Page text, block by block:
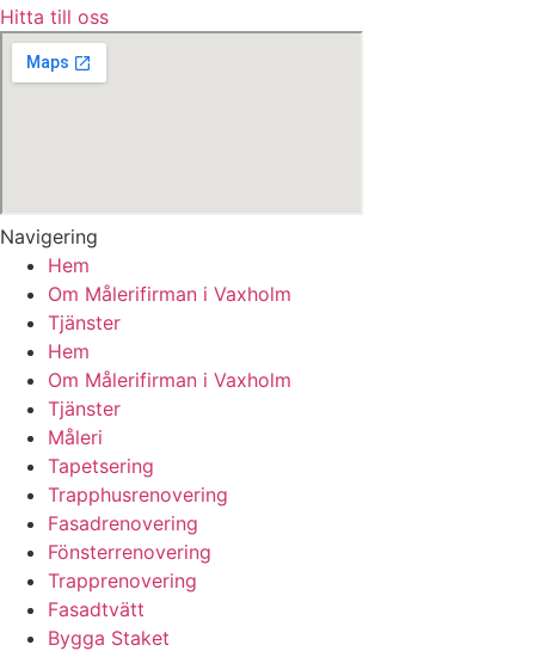
Hitta till oss
Navigering
Hem
Om Målerifirman i Vaxholm
Tjänster
Hem
Om Målerifirman i Vaxholm
Tjänster
Måleri
Tapetsering
Trapphusrenovering
Fasadrenovering
Fönsterrenovering
Trapprenovering
Fasadtvätt
Bygga Staket